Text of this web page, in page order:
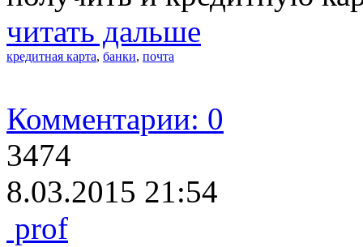
читать дальше
кредитная карта, банки, почта
Комментарии: 0
3474
8.03.2015 21:54
prof